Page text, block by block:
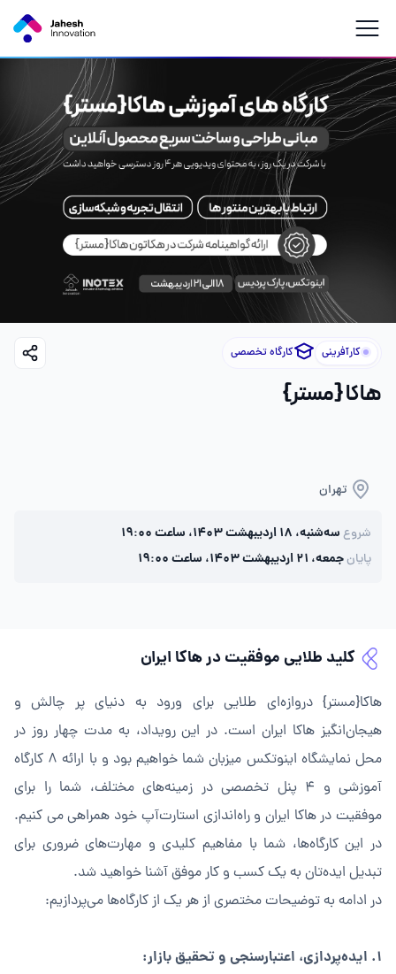
کارآفرینی کارگاه تخصصی
هاکا {مستر}
تهران
شروعسه‌شنبه، ۱۸ اردیبهشت ۱۴۰۳، ساعت ۱۹:۰۰
پایانجمعه، ۲۱ اردیبهشت ۱۴۰۳، ساعت ۱۹:۰۰
کلید طلایی موفقیت در هاکا ایران
هاکا{مستر} دروازه‌ای طلایی برای ورود به دنیای پر چالش و
هیجان‌انگیز هاکا ایران است. در این رویداد، به مدت چهار روز در
محل نمایشگاه اینوتکس میزبان شما خواهیم بود و با ارائه ۸ کارگاه
آموزشی و ۴ پنل تخصصی در زمینه‌های مختلف، شما را برای
موفقیت در هاکا ایران و راه‌اندازی استارت‌آپ خود همراهی می کنیم.
در این کارگاه‌ها، شما با مفاهیم کلیدی و مهارت‌های ضروری برای
تبدیل ایده‌تان به یک کسب و کار موفق آشنا خواهید شد.
در ادامه به توضیحات مختصری از هر یک از کارگاه‌ها می‌پردازیم:
۱. ایده‌پردازی، اعتبارسنجی و تحقیق بازار: